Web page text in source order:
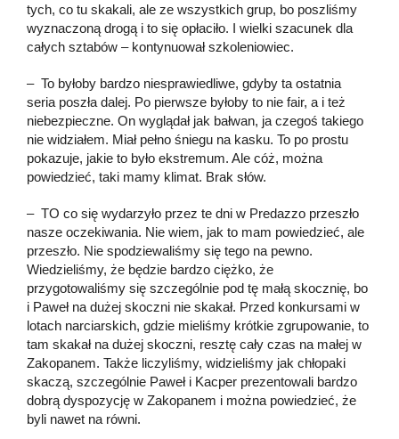
tych, co tu skakali, ale ze wszystkich grup, bo poszliśmy
wyznaczoną drogą i to się opłaciło. I wielki szacunek dla
całych sztabów – kontynuował szkoleniowiec.
– To byłoby bardzo niesprawiedliwe, gdyby ta ostatnia
seria poszła dalej. Po pierwsze byłoby to nie fair, a i też
niebezpieczne. On wyglądał jak bałwan, ja czegoś takiego
nie widziałem. Miał pełno śniegu na kasku. To po prostu
pokazuje, jakie to było ekstremum. Ale cóż, można
powiedzieć, taki mamy klimat. Brak słów.
– TO co się wydarzyło przez te dni w Predazzo przeszło
nasze oczekiwania. Nie wiem, jak to mam powiedzieć, ale
przeszło. Nie spodziewaliśmy się tego na pewno.
Wiedzieliśmy, że będzie bardzo ciężko, że
przygotowaliśmy się szczególnie pod tę małą skocznię, bo
i Paweł na dużej skoczni nie skakał. Przed konkursami w
lotach narciarskich, gdzie mieliśmy krótkie zgrupowanie, to
tam skakał na dużej skoczni, resztę cały czas na małej w
Zakopanem. Także liczyliśmy, widzieliśmy jak chłopaki
skaczą, szczególnie Paweł i Kacper prezentowali bardzo
dobrą dyspozycję w Zakopanem i można powiedzieć, że
byli nawet na równi.